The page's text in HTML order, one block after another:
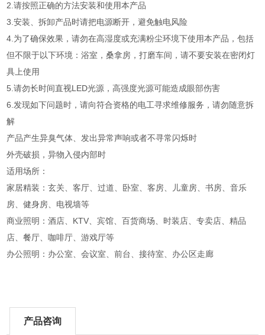
2.请按照正确的方法安装和使用本产品
3.安装、拆卸产品时请把电源断开，避免触电风险
4.为了确保效果，请勿在高湿度或充满粉尘环境下使用本产品，包括
但不限于以下环境：浴室，桑拿房，打磨车间，请不要安装在密闭灯
具上使用
5.请勿长时间直视LED光源，高强度光源可能造成眼部伤害
6.发现如下问题时，请向符合资格的电工寻求维修服务，请勿随意拆
解
产品产生异臭气体、发出异常声响或者不寻常闪烁时
外壳破损，异物入侵内部时
适用场所：
家居精装：玄关、客厅、过道、卧室、客房、儿童房、书房、音乐
房、健身房、电视墙等
商业照明：酒店、KTV、宾馆、百货商场、时装店、专卖店、精品
店、餐厅、咖啡厅、游戏厅等
办公照明：办公室、会议室、前台、接待室、办公区走廊
产品咨询